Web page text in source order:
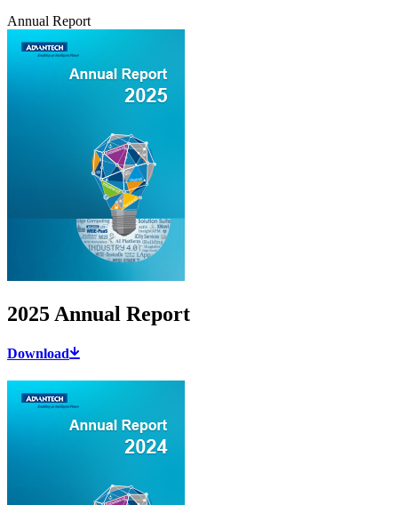
Annual Report
2025 Annual Report
Download